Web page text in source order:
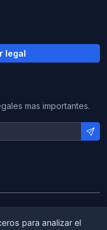
legal
mas importantes.
para analizar el